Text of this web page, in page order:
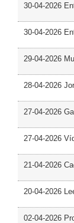
30-04-2026
30-04-2026
29-04-2026
28-04-2026
27-04-2026
27-04-2026
21-04-2026
20-04-2026
02-04-2026